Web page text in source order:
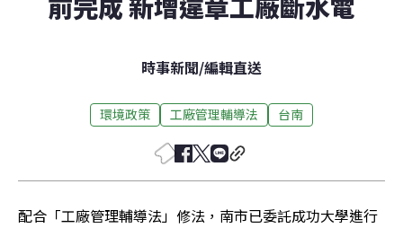
時事新聞/編輯直送
環境政策 工廠管理輔導法 台南
配合「工廠管理輔導法」修法，南市已委託成功大學進行